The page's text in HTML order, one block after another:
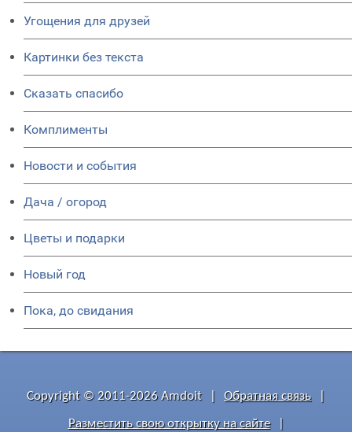
Угощения для друзей
Картинки без текста
Сказать спасибо
Комплименты
Новости и события
Дача / огород
Цветы и подарки
Новый год
Пока, до свидания
Copyright © 2011-2026 Amdoit Обратная связь
Разместить свою открытку на сайте